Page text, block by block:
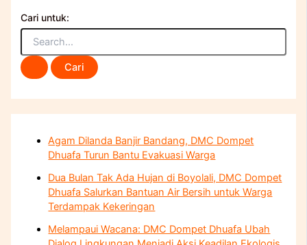
Cari untuk:
Agam Dilanda Banjir Bandang, DMC Dompet
Dhuafa Turun Bantu Evakuasi Warga
Dua Bulan Tak Ada Hujan di Boyolali, DMC Dompet
Dhuafa Salurkan Bantuan Air Bersih untuk Warga
Terdampak Kekeringan
Melampaui Wacana: DMC Dompet Dhuafa Ubah